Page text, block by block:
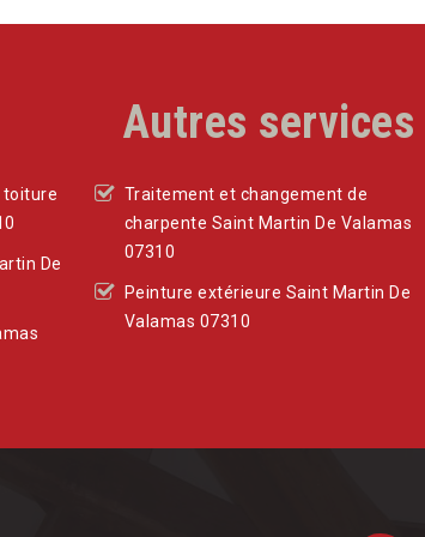
Autres services
toiture
De
Traitement et changement de
charpente Saint Martin De Valamas
07310
Peinture extérieure Saint Martin De
Valamas 07310